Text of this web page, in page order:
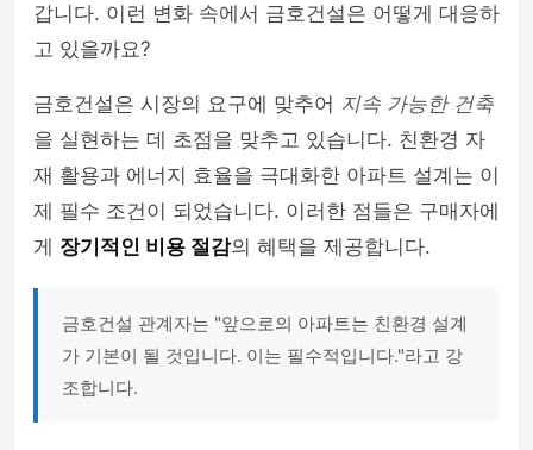
갑니다. 이런 변화 속에서 금호건설은 어떻게 대응하
고 있을까요?
금호건설은 시장의 요구에 맞추어 지속 가능한 건축
을 실현하는 데 초점을 맞추고 있습니다. 친환경 자
재 활용과 에너지 효율을 극대화한 아파트 설계는 이
제 필수 조건이 되었습니다. 이러한 점들은 구매자에
게 장기적인 비용 절감의 혜택을 제공합니다.
금호건설 관계자는 "앞으로의 아파트는 친환경 설계
가 기본이 될 것입니다. 이는 필수적입니다."라고 강
조합니다.